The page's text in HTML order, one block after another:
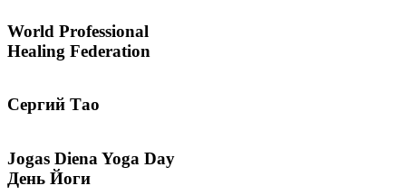
World Professional
Healing Federation
Сергий Тао
Jogas Diena Yoga Day
День Йоги